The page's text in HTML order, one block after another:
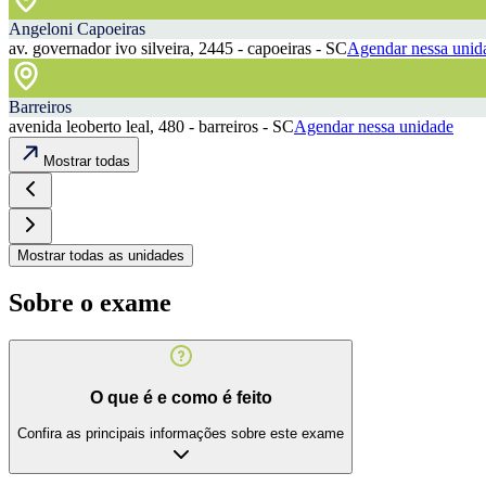
Angeloni Capoeiras
av. governador ivo silveira, 2445 - capoeiras - SCAgendar nessa
Barreiros
avenida leoberto leal, 480 - barreiros - SCAgendar nessa unidade
Mostrar todas
Mostrar todas as unidades
Sobre o exame
O que é e como é feito
Confira as principais informações sobre este exame